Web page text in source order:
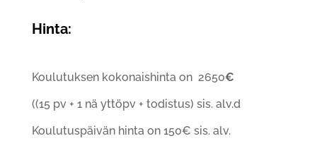
Hinta:
Koulutuksen kokonaishinta on 2650€
((15 pv + 1 nä yttöpv + todistus) sis. alv.d
Koulutuspäivän hinta on 150€ sis. alv.